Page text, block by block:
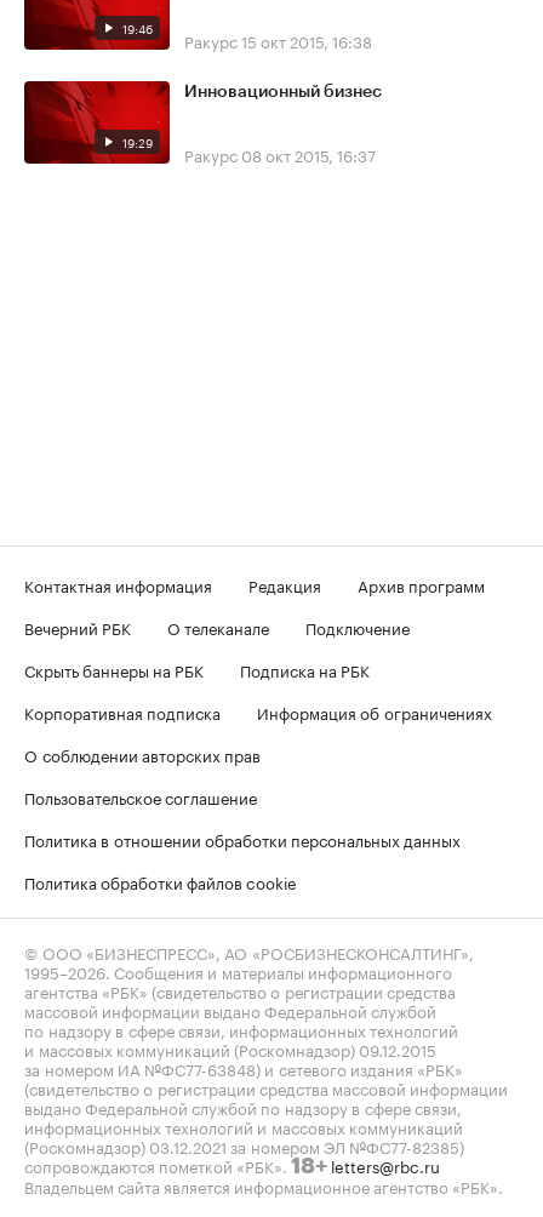
19:46 Ракурс15 окт 2015, 16:38
19:29
Инновационный бизнес
Ракурс 08 окт 2015, 16:37
Контактная информация Редакция
Архив программ
Вечерний РБК
О телеканале
Подключение
Скрыть баннеры на РБК
Подписка на РБК
Корпоративная подписка
Информация об ограничениях
О соблюдении авторских прав
Пользовательское соглашение
Политика в отношении обработки персональных данных
Политика обработки файлов cookie
© ООО «БИЗНЕСПРЕСС», АО «РОСБИЗНЕСКОНСАЛТИНГ»,
1995–2026 . Сообщения и материалы информационного
агентства «РБК» (свидетельство о регистрации средства
массовой информации выдано Федеральной службой
по надзору в сфере связи, информационных технологий
и массовых коммуникаций (Роскомнадзор) 09.12.2015
за номером ИА №ФС77-63848) и сетевого издания «РБК»
(свидетельство о регистрации средства массовой информации
выдано Федеральной службой по надзору в сфере связи,
информационных технологий и массовых коммуникаций
(Роскомнадзор) 03.12.2021 за номером ЭЛ №ФС77-82385)
сопровождаются пометкой «РБК». 18+ letters@rbc.ru
Владельцем сайта является информационное агентство «РБК».